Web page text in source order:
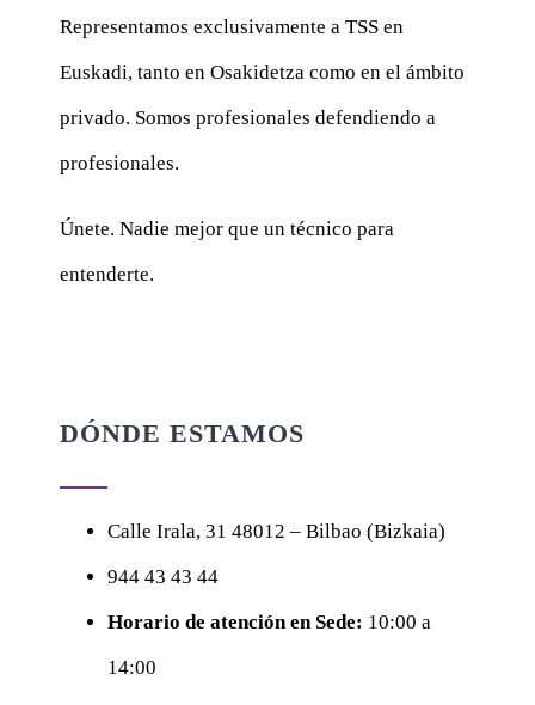
Representamos exclusivamente a TSS en
Euskadi, tanto en Osakidetza como en el ámbito
privado. Somos profesionales defendiendo a
profesionales.
Únete. Nadie mejor que un técnico para
entenderte.
DÓNDE ESTAMOS
Calle Irala, 31 48012 – Bilbao (Bizkaia)
944 43 43 44
Horario de atención en Sede: 10:00 a
14:00